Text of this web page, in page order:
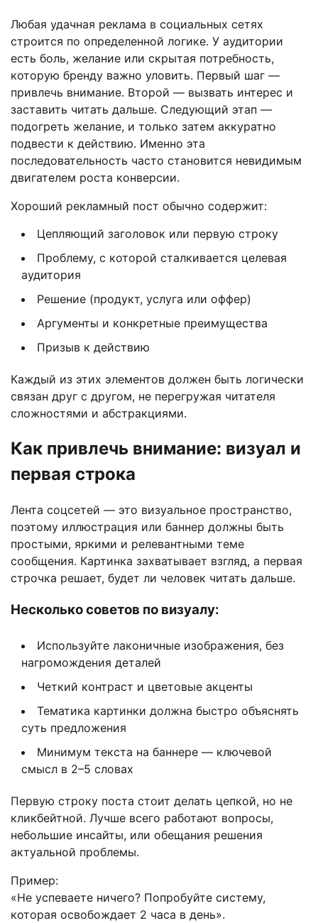
Любая удачная реклама в социальных сетях
строится по определенной логике. У аудитории
есть боль, желание или скрытая потребность,
которую бренду важно уловить. Первый шаг —
привлечь внимание. Второй — вызвать интерес и
заставить читать дальше. Следующий этап —
подогреть желание, и только затем аккуратно
подвести к действию. Именно эта
последовательность часто становится невидимым
двигателем роста конверсии.
Хороший рекламный пост обычно содержит:
Цепляющий заголовок или первую строку
Проблему, с которой сталкивается целевая
аудитория
Решение (продукт, услуга или оффер)
Аргументы и конкретные преимущества
Призыв к действию
Каждый из этих элементов должен быть логически
связан друг с другом, не перегружая читателя
сложностями и абстракциями.
Как привлечь внимание: визуал и
первая строка
Лента соцсетей — это визуальное пространство,
поэтому иллюстрация или баннер должны быть
простыми, яркими и релевантными теме
сообщения. Картинка захватывает взгляд, а первая
строчка решает, будет ли человек читать дальше.
Несколько советов по визуалу:
Используйте лаконичные изображения, без
нагромождения деталей
Четкий контраст и цветовые акценты
Тематика картинки должна быстро объяснять
суть предложения
Минимум текста на баннере — ключевой
смысл в 2–5 словах
Первую строку поста стоит делать цепкой, но не
кликбейтной. Лучше всего работают вопросы,
небольшие инсайты, или обещания решения
актуальной проблемы.
Пример:
«Не успеваете ничего? Попробуйте систему,
которая освобождает 2 часа в день».